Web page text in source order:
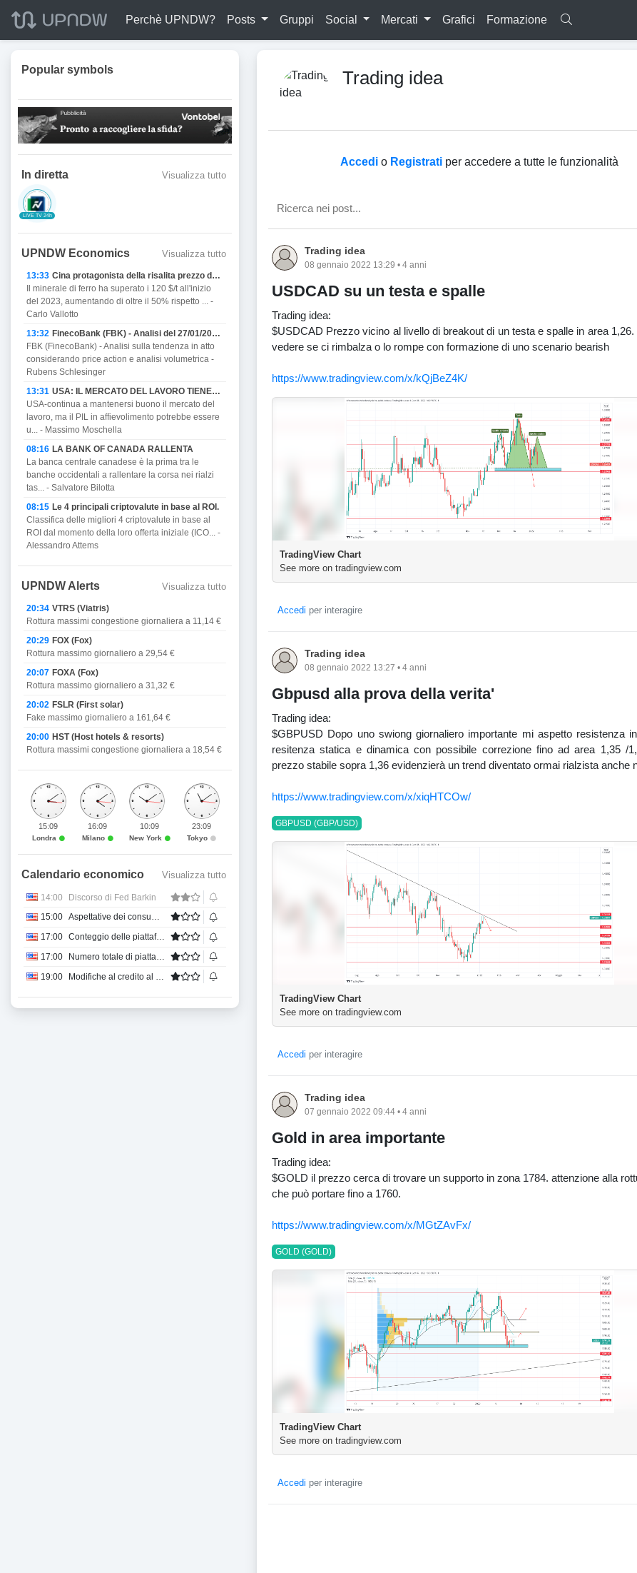
Perchè UPNDW? Posts Gruppi Social Mercati Grafici Formazione
Trading idea
Accedi o Registrati per accedere a tutte le funzionalità
Trading idea
08 gennaio 2022 13:29 • 4 anni
USDCAD su un testa e spalle
Trading idea:
$USDCAD Prezzo vicino al livello di breakout di un testa e spalle in area 1,26.
vedere se ci rimbalza o lo rompe con formazione di uno scenario bearish
https://www.tradingview.com/x/kQjBeZ4K/
TradingView Chart
See more on tradingview.com
Accedi per interagire
Trading idea
08 gennaio 2022 13:27 • 4 anni
Gbpusd alla prova della verita'
Trading idea:
$GBPUSD Dopo uno swiong giornaliero importante mi aspetto resistenza
resitenza statica e dinamica con possibile correzione fino ad area 1,35 /
prezzo stabile sopra 1,36 evidenzierà un trend diventato ormai rialzista anche
https://www.tradingview.com/x/xiqHTCOw/
GBPUSD (GBP/USD)
TradingView Chart
See more on tradingview.com
Accedi per interagire
Trading idea
07 gennaio 2022 09:44 • 4 anni
Gold in area importante
Trading idea:
$GOLD il prezzo cerca di trovare un supporto in zona 1784. attenzione alla
che può portare fino a 1760.
https://www.tradingview.com/x/MGtZAvFx/
GOLD (GOLD)
TradingView Chart
See more on tradingview.com
Accedi per interagire
Popular symbols
In diretta Visualizza tutto
LIVE TV 24h
UPNDW Economics Visualizza tutto
13:33
Cina protagonista della risalita prezzo del Ferro
Il minerale di ferro ha superato i 120 $/t all'inizio
del 2023, aumentando di oltre il 50% rispetto ... -
Carlo Vallotto
13:32
FinecoBank (FBK) - Analisi del 27/01/2023
FBK (FinecoBank) - Analisi sulla tendenza in atto
considerando price action e analisi volumetrica -
Rubens Schlesinger
13:31
USA: IL MERCATO DEL LAVORO TIENE MA PROMETTE DI AFFIEVOLIRSI CON IL PIL E MINACCIA RECESSIONE.
USA-continua a mantenersi buono il mercato del
lavoro, ma il PIL in affievolimento potrebbe essere
u... - Massimo Moschella
08:16 LA BANK OF CANADA RALLENTA
La banca centrale canadese è la prima tra le
banche occidentali a rallentare la corsa nei rialzi
tas... - Salvatore Bilotta
08:15 Le 4 principali criptovalute in base al ROI.
Classifica delle migliori 4 criptovalute in base al
ROI dal momento della loro offerta iniziale (ICO... -
Alessandro Attems
UPNDW Alerts Visualizza tutto
20:34 VTRS (Viatris)
Rottura massimi congestione giornaliera a 11,14 €
20:29 FOX (Fox)
Rottura massimo giornaliero a 29,54 €
20:07 FOXA (Fox)
Rottura massimo giornaliero a 31,32 €
20:02 FSLR (First solar)
Fake massimo giornaliero a 161,64 €
20:00 HST (Host hotels & resorts)
Rottura massimi congestione giornaliera a 18,54 €
15:09
Londra
16:09
Milano
10:09
New York
23:09
Tokyo
Calendario economico Visualizza tutto
14:00
Discorso di Fed Barkin
15:00
Aspettative dei consumatori sull'inflazione
17:00
Conteggio delle piattaforme petrolifere di Baker Hughes
17:00
Numero totale di piattaforme di perforazione di Baker Hughes
19:00